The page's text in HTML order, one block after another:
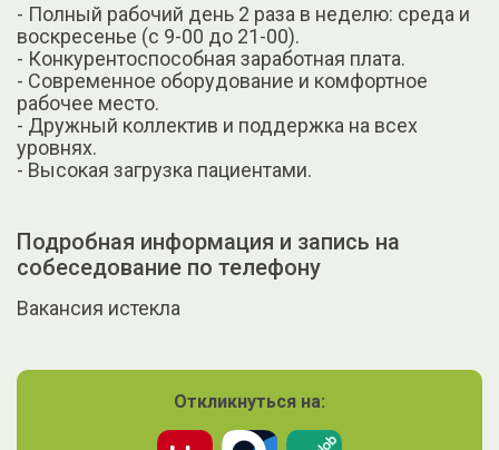
- Полный рабочий день 2 раза в неделю: среда и
воскресенье (с 9-00 до 21-00).
- Конкурентоспособная заработная плата.
- Современное оборудование и комфортное
рабочее место.
- Дружный коллектив и поддержка на всех
уровнях.
- Высокая загрузка пациентами.
Подробная информация и запись на
собеседование по телефону
Вакансия истекла
Откликнуться на: